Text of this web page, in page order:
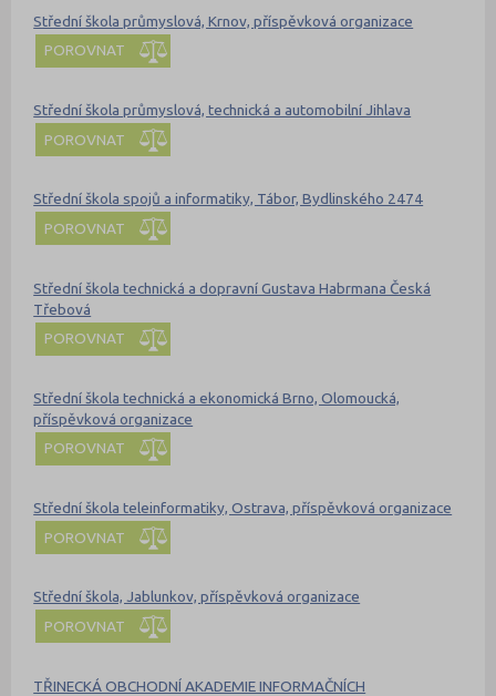
Střední škola průmyslová, Krnov, příspěvková organizace
POROVNAT
Střední škola průmyslová, technická a automobilní Jihlava
POROVNAT
Střední škola spojů a informatiky, Tábor, Bydlinského 2474
POROVNAT
Střední škola technická a dopravní Gustava Habrmana Česká
Třebová
POROVNAT
Střední škola technická a ekonomická Brno, Olomoucká,
příspěvková organizace
POROVNAT
Střední škola teleinformatiky, Ostrava, příspěvková organizace
POROVNAT
Střední škola, Jablunkov, příspěvková organizace
POROVNAT
TŘINECKÁ OBCHODNÍ AKADEMIE INFORMAČNÍCH